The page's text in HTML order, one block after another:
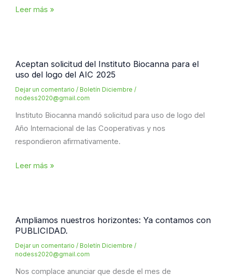
Reunión
las
rutas
del
programa
Sembrando
Vida
Leer más »
Aceptan solicitud del Instituto Biocanna para el
uso del logo del AIC 2025
Dejar un comentario / Boletín Diciembre /
nodess2020@gmail.com
Instituto Biocanna mandó solicitud para uso de logo del
Año Internacional de las Cooperativas y nos
respondieron afirmativamente.
Aceptan
Biocanna
para
el
uso
del
Leer más »
Ampliamos nuestros horizontes: Ya contamos con
PUBLICIDAD.
Dejar un comentario / Boletín Diciembre /
nodess2020@gmail.com
Nos complace anunciar que desde el mes de